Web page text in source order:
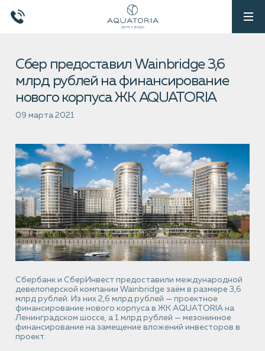
Сбер предоставил Wainbridge 3,6
млрд рублей на финансирование
нового корпуса ЖК AQUATORIA
09 марта 2021
Сбербанк и СберИнвест предоставили международной
девелоперской компании Wainbridge заём в размере 3,6
млрд рублей. Из них 2,6 млрд рублей — проектное
финансирование нового корпуса в ЖК AQUATORIA на
Ленинградском шоссе, а 1 млрд рублей — мезонинное
финансирование на замещение вложений инвесторов в
проект.